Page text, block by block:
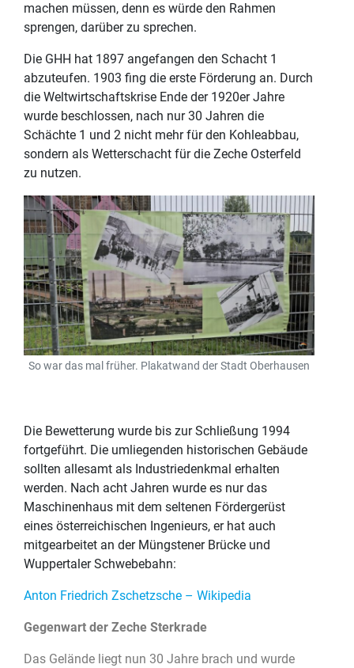
machen müssen, denn es würde den Rahmen
sprengen, darüber zu sprechen.
Die GHH hat 1897 angefangen den Schacht 1
abzuteufen. 1903 fing die erste Förderung an. Durch
die Weltwirtschaftskrise Ende der 1920er Jahre
wurde beschlossen, nach nur 30 Jahren die
Schächte 1 und 2 nicht mehr für den Kohleabbau,
sondern als Wetterschacht für die Zeche Osterfeld
zu nutzen.
So war das mal früher. Plakatwand der Stadt Oberhausen
Die Bewetterung wurde bis zur Schließung 1994
fortgeführt. Die umliegenden historischen Gebäude
sollten allesamt als Industriedenkmal erhalten
werden. Nach acht Jahren wurde es nur das
Maschinenhaus mit dem seltenen Fördergerüst
eines österreichischen Ingenieurs, er hat auch
mitgearbeitet an der Müngstener Brücke und
Wuppertaler Schwebebahn:
Anton Friedrich Zschetzsche – Wikipedia
Gegenwart der Zeche Sterkrade
Das Gelände liegt nun 30 Jahre brach und wurde